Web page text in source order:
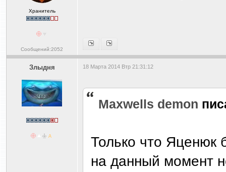
Хранитель
Сообщений:2052
Злыдня 18 Марта 2014 Втр 21:31:12
Maxwells demon
Только что Яценюк
на данный момент